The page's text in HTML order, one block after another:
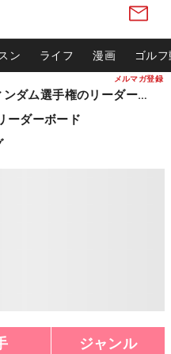
メルマガ登録
ン ライフ 漫画 ゴル
松山英樹ら出場 ウィンダム選手権のリーダーボード
ダーボード
ジャンル